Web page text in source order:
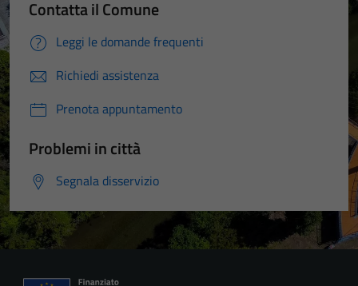
Contatta il Comune
Leggi le domande frequenti
Richiedi assistenza
Prenota appuntamento
Problemi in città
Segnala disservizio